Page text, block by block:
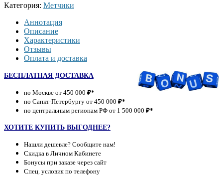
Категория: Метчики
Аннотация
Описание
Характеристики
Отзывы
Оплата и доставка
БЕСПЛАТНАЯ ДОСТАВКА
по Москве от 450 000 ₽*
по Санкт-Петербургу от 450 000 ₽*
по центральным регионам РФ от 1 500 000 ₽*
ХОТИТЕ КУПИТЬ ВЫГОДНЕЕ?
Нашли дешевле? Сообщите нам!
Скидка в Личном Кабинете
Бонусы при заказе через сайт
Спец. условия по телефону